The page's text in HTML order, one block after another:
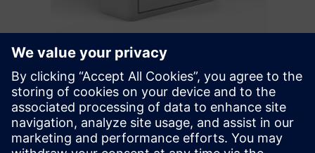
Bember 360
Az ingatlantulajdonosoknak irányítást biztosít a bérlők, az
üzemeltetők, a vásárlók, a látogatók, a technológia- és
szolgáltatók számára az épület felhasználói utazásai felett.